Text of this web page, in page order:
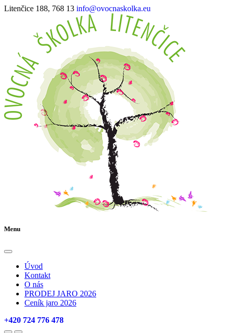
Litenčice 188, 768 13 info@ovocnaskolka.eu
Menu
Úvod
Kontakt
O nás
PRODEJ JARO 2026
Ceník jaro 2026
+420 724 776 478